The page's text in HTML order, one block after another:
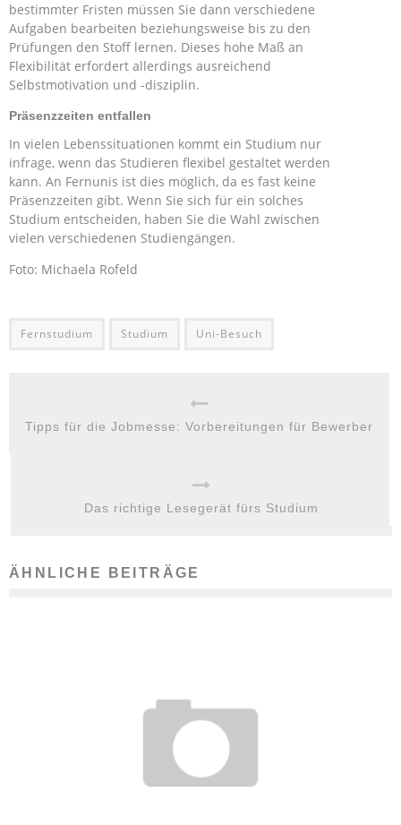
bestimmter Fristen müssen Sie dann verschiedene
Aufgaben bearbeiten beziehungsweise bis zu den
Prüfungen den Stoff lernen. Dieses hohe Maß an
Flexibilität erfordert allerdings ausreichend
Selbstmotivation und -disziplin.
Präsenzzeiten entfallen
In vielen Lebenssituationen kommt ein Studium nur
infrage, wenn das Studieren flexibel gestaltet werden
kann. An Fernunis ist dies möglich, da es fast keine
Präsenzzeiten gibt. Wenn Sie sich für ein solches
Studium entscheiden, haben Sie die Wahl zwischen
vielen verschiedenen Studiengängen.
Foto: Michaela Rofeld
Fernstudium Studium Uni-Besuch
Tipps für die Jobmesse: Vorbereitungen für Bewerber
Das richtige Lesegerät fürs Studium
ÄHNLICHE BEITRÄGE